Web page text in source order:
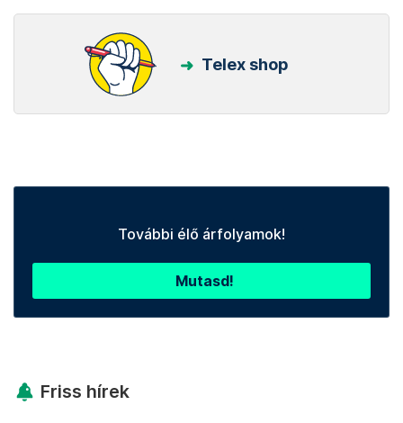
Telex shop
További élő árfolyamok!
Mutasd!
Friss hírek